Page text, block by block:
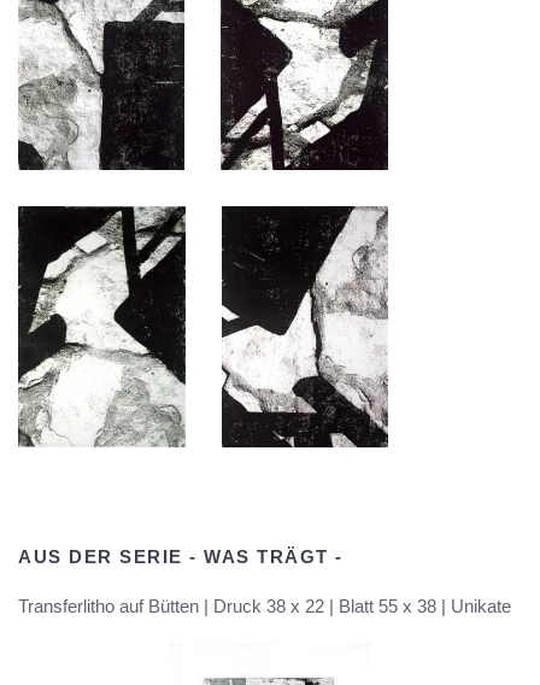
AUS DER SERIE - WAS TRÄGT -
Transferlitho auf Bütten | Druck 38 x 22 | Blatt 55 x 38 | Unikate